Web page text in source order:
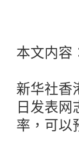
本文内容
新华社香
日发表
率，可以